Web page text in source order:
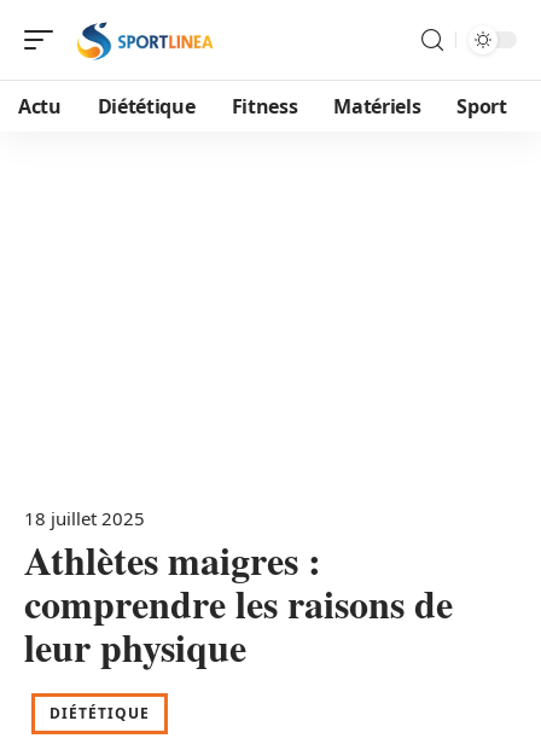
Actu Diététique Fitness Matériels Sport
18 juillet 2025
Athlètes maigres :
comprendre les raisons de
leur physique
DIÉTÉTIQUE